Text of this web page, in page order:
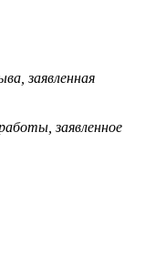
заявленная
заявленное